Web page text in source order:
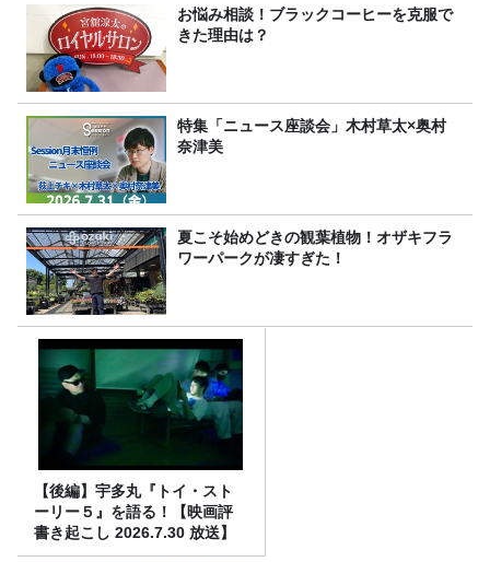
お悩み相談！ブラックコーヒーを克服で
きた理由は？
特集「ニュース座談会」木村草太×奥村
奈津美
夏こそ始めどきの観葉植物！オザキフラ
ワーパークが凄すぎた！
【後編】宇多丸『トイ・スト
ーリー５』を語る！【映画評
書き起こし 2026.7.30 放送】